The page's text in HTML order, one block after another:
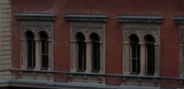
プ
へ